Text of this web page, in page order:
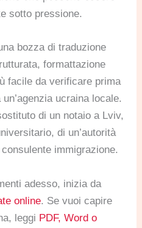
sotto pressione.
bozza di traduzione
formattazione
facile da verificare prima
ucraina locale.
di un notaio a Lviv,
di un’autorità
immigrazione.
adesso, inizia da
online. Se vuoi capire
leggi PDF, Word o